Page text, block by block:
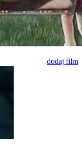
dodaj film